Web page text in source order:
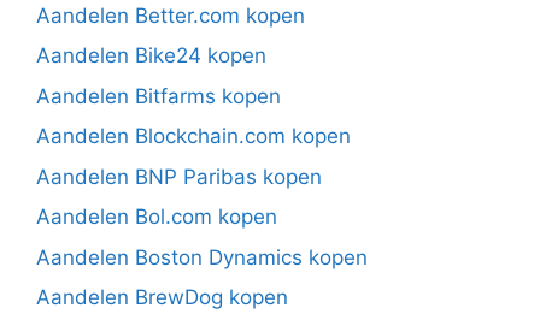
Aandelen Better.com kopen
Aandelen Bike24 kopen
Aandelen Bitfarms kopen
Aandelen Blockchain.com kopen
Aandelen BNP Paribas kopen
Aandelen Bol.com kopen
Aandelen Boston Dynamics kopen
Aandelen BrewDog kopen